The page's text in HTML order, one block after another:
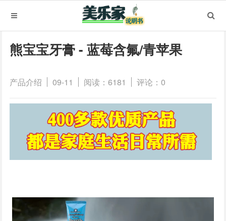
熊宝宝牙膏 - 蓝莓含氟/青苹果
产品介绍 09-11 阅读：6181 评论：0